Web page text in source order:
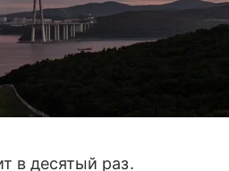
в десятый раз.